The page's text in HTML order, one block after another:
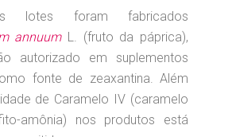
lotes foram fabricados
annuumL. (fruto da páprica),
autorizado em suplementos
fonte de zeaxantina. Além
de Caramelo IV (caramelo
amônia) nos produtos está